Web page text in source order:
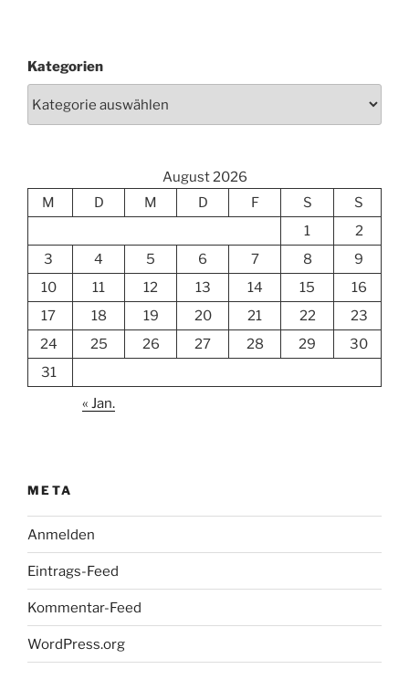
Kategorien
August 2026
M
D M D F S
S
1
2
3
4 5 6 7 8
9
10
11 12 13 14 15
16
17
18 19 20 21 22
23
24
25 26 27 28 29
30
31
« Jan.
META
Anmelden
Eintrags-Feed
Kommentar-Feed
WordPress.org